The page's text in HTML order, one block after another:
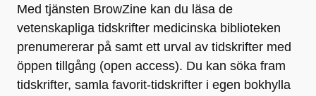
Med tjänsten BrowZine kan du läsa de
vetenskapliga tidskrifter medicinska biblioteken
prenumererar på samt ett urval av tidskrifter med
öppen tillgång (open access). Du kan söka fram
tidskrifter, samla favorit-tidskrifter i egen bokhylla